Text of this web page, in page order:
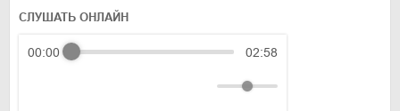
СЛУШАТЬ ОНЛАЙН
00:00 02:58